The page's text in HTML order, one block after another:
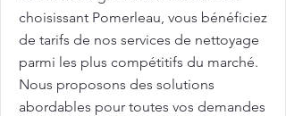
choisissant Pomerleau, vous bénéficiez
de tarifs de nos services de nettoyage
parmi les plus compétitifs du marché.
Nous proposons des solutions
abordables pour toutes vos demandes